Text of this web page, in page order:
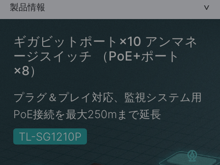
製品情報
ギガビットポート×10 アンマネ
ージスイッチ （PoE+ポート
×8）
プラグ＆プレイ対応、監視システム用
PoE接続を最大250mまで延長
TL-SG1210P